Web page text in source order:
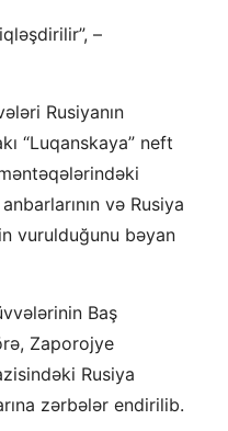
–
Rusiyanın
“Luqanskaya” neft
və Rusiya
vurulduğunu bəyan
Baş
Zaporojye
Rusiya
zərbələr endirilib.